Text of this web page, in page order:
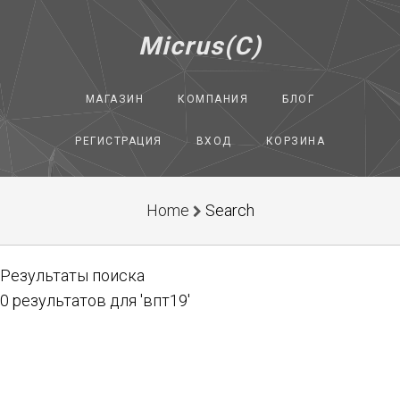
Micrus(C)
МАГАЗИН КОМПАНИЯ БЛОГ
РЕГИСТРАЦИЯ ВХОД КОРЗИНА
Home Search
Результаты поиска
0 результатов для 'впт19'